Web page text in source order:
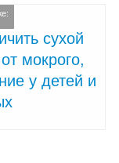
сухой
мокрого,
у детей и